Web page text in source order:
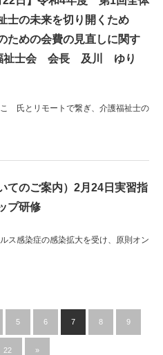
士の未来を切り開くため
ための会費の見直しに関す
祉士会 会長 及川 ゆり
氏とリモートで繋ぎ、介護福祉士の
てのご案内）2月24日実習指
プ研修
ス感染症の感染拡大を受け、原則オン
5 6 7 8 9
22 »